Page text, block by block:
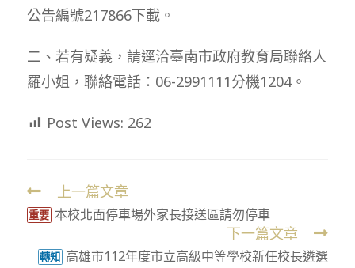
公告編號217866下載。
二、若有疑義，請逕洽臺南市政府教育局聯絡人
羅小姐，聯絡電話：06-2991111分機1204。
Post Views: 262
Read
more
上一篇文章
重要 本校北面停車場外家長接送區請勿停車
下一篇文章
轉知 高雄市112年度市立高級中等學校新任校長遴選